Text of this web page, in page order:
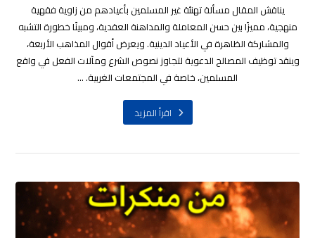
يناقش المقال مسألة تهنئة غير المسلمين بأعيادهم من زاوية فقهية
منهجية، مميزًا بين حسن المعاملة والمداهنة العقدية، ومبينًا خطورة التشبه
والمشاركة الظاهرة في الأعياد الدينية. ويعرض أقوال المذاهب الأربعة،
وينقد توظيف المصالح الدعوية لتجاوز نصوص الشرع ومآلات الفعل في واقع
المسلمين، خاصة في المجتمعات الغربية. ...
اقرأ المزيد